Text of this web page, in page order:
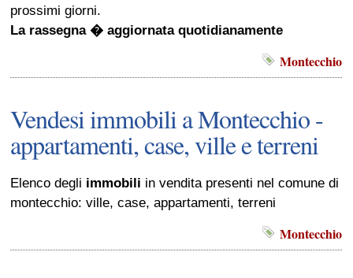
prossimi giorni.
La rassegna � aggiornata quotidianamente
Montecchio
Vendesi immobili a Montecchio -
appartamenti, case, ville e terreni
Elenco degli immobili in vendita presenti nel comune di
montecchio: ville, case, appartamenti, terreni
Montecchio